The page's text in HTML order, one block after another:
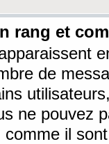
rang et
de
ne pouvez
il